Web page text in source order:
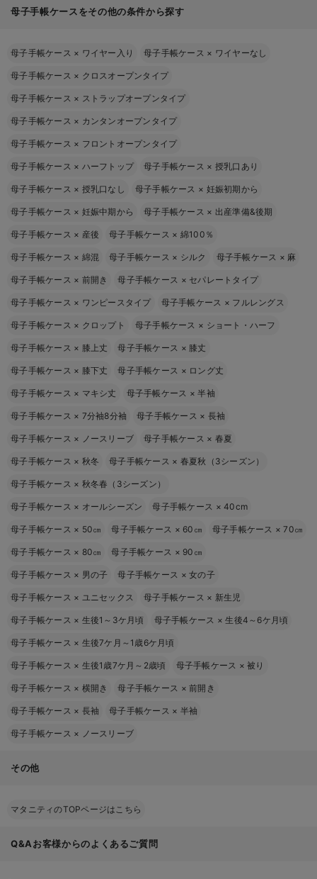
母子手帳ケースをその他の条件から探す
母子手帳ケース × ワイヤー入り 母子手帳ケース × ワイヤーなし
母子手帳ケース × クロスオープンタイプ
母子手帳ケース × ストラップオープンタイプ
母子手帳ケース × カンタンオープンタイプ
母子手帳ケース × フロントオープンタイプ
母子手帳ケース × ハーフトップ 母子手帳ケース × 授乳口あり
母子手帳ケース × 授乳口なし 母子手帳ケース × 妊娠初期から
母子手帳ケース × 妊娠中期から 母子手帳ケース × 出産準備&後期
母子手帳ケース × 産後 母子手帳ケース × 綿100％
母子手帳ケース × 綿混 母子手帳ケース × シルク 母子手帳ケース × 麻
母子手帳ケース × 前開き 母子手帳ケース × セパレートタイプ
母子手帳ケース × ワンピースタイプ 母子手帳ケース × フルレングス
母子手帳ケース × クロップト 母子手帳ケース × ショート・ハーフ
母子手帳ケース × 膝上丈 母子手帳ケース × 膝丈
母子手帳ケース × 膝下丈 母子手帳ケース × ロング丈
母子手帳ケース × マキシ丈 母子手帳ケース ×半袖
母子手帳ケース × 7分袖8分袖 母子手帳ケース × 長袖
母子手帳ケース × ノースリーブ 母子手帳ケース × 春夏
母子手帳ケース × 秋冬 母子手帳ケース × 春夏秋（3シーズン）
母子手帳ケース × 秋冬春（3シーズン）
母子手帳ケース × オールシーズン 母子手帳ケース ×40cm
母子手帳ケース × 50㎝ 母子手帳ケース × 60㎝ 母子手帳ケース ×70㎝
母子手帳ケース × 80㎝ 母子手帳ケース × 90㎝
母子手帳ケース × 男の子 母子手帳ケース ×女の子
母子手帳ケース × ユニセックス 母子手帳ケース × 新生児
母子手帳ケース × 生後1～3ケ月頃 母子手帳ケース ×生後4～6ケ月頃
母子手帳ケース × 生後7ケ月～1歳6ケ月頃
母子手帳ケース × 生後1歳7ケ月～2歳頃 母子手帳ケース ×被り
母子手帳ケース × 横開き 母子手帳ケース ×前開き
母子手帳ケース × 長袖 母子手帳ケース × 半袖
母子手帳ケース × ノースリーブ
その他
マタニティのTOPページはこちら
Q&Aお客様からのよくあるご質問